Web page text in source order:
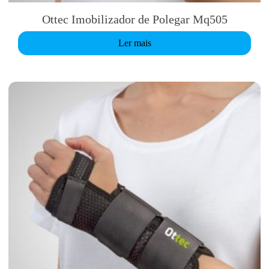
Ottec Imobilizador de Polegar Mq505
Ler mais